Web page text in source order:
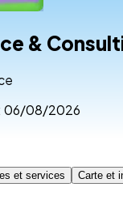
&
06/08/2026
et services
Carte et